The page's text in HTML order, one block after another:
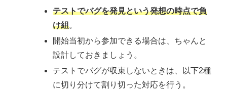
テストでバグを発見という発想の時点で負
け組。
開始当初から参加できる場合は、ちゃんと
設計しておきましょう。
テストでバグが収束しないときは、以下2種
に切り分けて割り切った対応を行う。